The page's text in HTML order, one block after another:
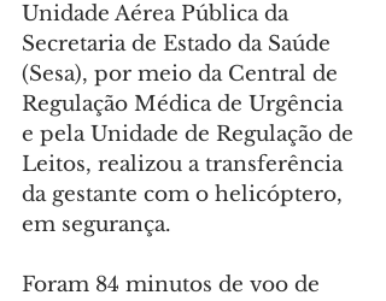
Unidade Aérea Pública da
Secretaria de Estado da Saúde
(Sesa), por meio da Central de
Regulação Médica de Urgência
e pela Unidade de Regulação de
Leitos, realizou a transferência
da gestante com o helicóptero,
em segurança.
Foram 84 minutos de voo de